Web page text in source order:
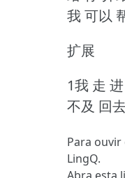
我 可以
扩展
1我 走
不及 回
Para
LingQ.